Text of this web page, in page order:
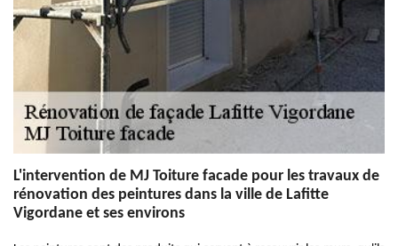
L'intervention de MJ Toiture facade pour les travaux de
rénovation des peintures dans la ville de Lafitte
Vigordane et ses environs